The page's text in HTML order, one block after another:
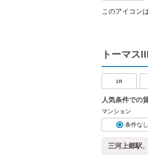
このアイコン
トーマス
1R
人気条件での
マンション
条件なし
三河上郷駅